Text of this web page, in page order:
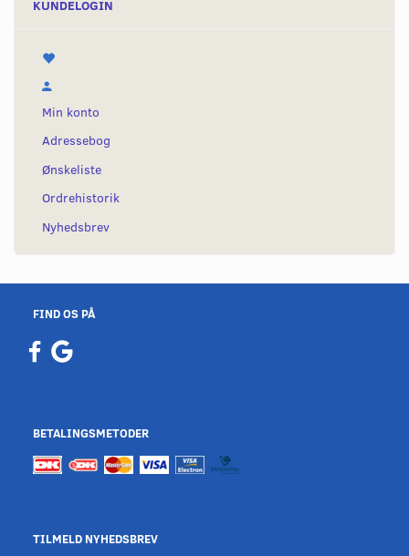
KUNDELOGIN
Min konto
Adressebog
Ønskeliste
Ordrehistorik
Nyhedsbrev
FIND OS PÅ
BETALINGSMETODER
TILMELD NYHEDSBREV